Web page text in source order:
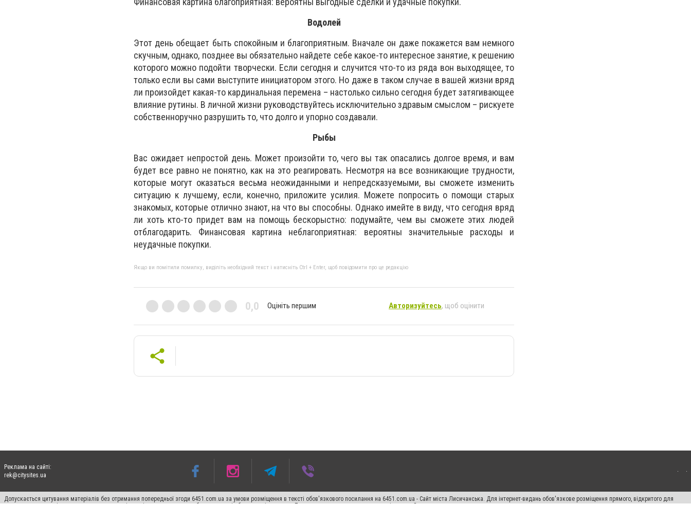
Водолей
Этот день обещает быть спокойным и благоприятным. Вначале он даже покажется вам немного
скучным, однако, позднее вы обязательно найдете себе какое-то интересное занятие, к решению
которого можно подойти творчески. Если сегодня и случится что-то из ряда вон выходящее, то
только если вы сами выступите инициатором этого. Но даже в таком случае в вашей жизни вряд
ли произойдет какая-то кардинальная перемена – настолько сильно сегодня будет затягивающее
влияние рутины. В личной жизни руководствуйтесь исключительно здравым смыслом – рискуете
собственноручно разрушить то, что долго и упорно создавали.
Рыбы
Вас ожидает непростой день. Может произойти то, чего вы так опасались долгое время, и вам
будет все равно не понятно, как на это реагировать. Несмотря на все возникающие трудности,
которые могут оказаться весьма неожиданными и непредсказуемыми, вы сможете изменить
ситуацию к лучшему, если, конечно, приложите усилия. Можете попросить о помощи старых
знакомых, которые отлично знают, на что вы способны. Однако имейте в виду, что сегодня вряд
ли хоть кто-то придет вам на помощь бескорыстно: подумайте, чем вы сможете этих людей
отблагодарить. Финансовая картина неблагоприятная: вероятны значительные расходы и
неудачные покупки.
Якщо ви помітили помилку, виділіть необхідний текст і натисніть Ctrl + Enter, щоб повідомити про це редакцію
0,0 Оцініть першим Авторизуйтесь, щоб оцінити
Реклама на сайті:
rek@citysites.ua
Допускається цитування матеріалів без отримання попередньої згоди 6451.com.ua за умови розміщення в тексті обов'язкового посилання на 6451.com.ua - Сайт міста Лисичанська. Для інтернет-видань обов'язкове розміщення прямого, відкритого для
пошукових систем гіперпосилання на цитовані статті не нижче другого абзацу в тексті або в якості джерела. Порушення виняткових прав переслідується Законом.